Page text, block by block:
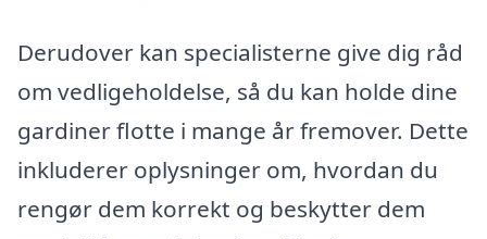
Derudover kan specialisterne give dig råd
om vedligeholdelse, så du kan holde dine
gardiner flotte i mange år fremover. Dette
inkluderer oplysninger om, hvordan du
rengør dem korrekt og beskytter dem